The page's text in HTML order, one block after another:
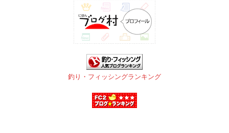
釣り・フィッシングランキング